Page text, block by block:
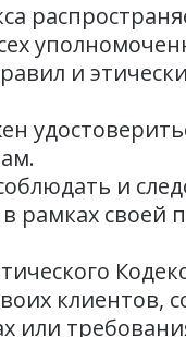
и
и
рамках своей
клиентов,
или